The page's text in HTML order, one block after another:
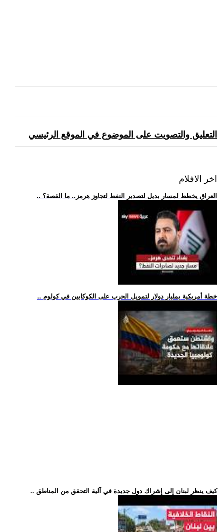
التعليق والتصويت على الموضوع في الموقع الرئيسي
اخر الافلام
.. العراق يخطط لمسار بديل لتصدير النفط لتجاوز هرمز.. ما القصة؟
.. خطة أمريكية بمليار دولار لتمويل الحرب على الكوكايين في كولوم
.. كيف ينظر لبنان إلى إشراك دول جديدة في آلية التحقق من المناطق